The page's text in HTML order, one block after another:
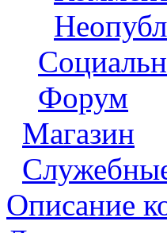
Форум
Магазин
Описание